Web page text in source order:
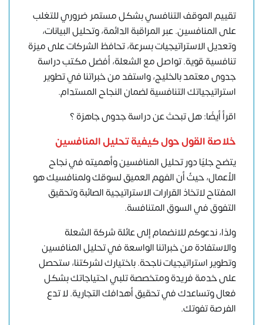
تقييم الموقف التنافسي بشكل مستمر ضروري للتغلب
على المنافسين. عبر المراقبة الدائمة، وتحليل البيانات،
وتعديل الاستراتيجيات بسرعة، تحافظ الشركات على ميزة
تنافسية قوية. تواصل مع الشعلة، أفضلمكتب دراسة
جدوى معتمدبالخليج، واستفد من خبراتنا في تطوير
استراتيجياتك التنافسية لضمان النجاح المستدام.
اقرأ أيضًا: هل تبحث عن دراسة جدوى جاهزة ؟
خلاصة القول حول كيفية تحليل المنافسين
يتضح جليًا دور تحليل المنافسين وأهميته في نجاح
الأعمال، حيثُ أن الفهم العميق لسوقك ولمنافسيك هو
المفتاح لاتخاذ القرارات الاستراتيجية الصائبة وتحقيق
التفوق في السوق المتنافسة.
ولذا، ندعوكم للانضمام إلى عائلة شركة الشعلة
والاستفادة من خبراتنا الواسعة في تحليل المنافسين
وتطوير استراتيجيات ناجحة. باختيارك لشركتنا، ستحصل
على خدمة فريدة ومتخصصة تلبي احتياجاتك بشكل
فعال وتساعدك في تحقيق أهدافك التجارية. لا تدع
الفرصة تفوتك.